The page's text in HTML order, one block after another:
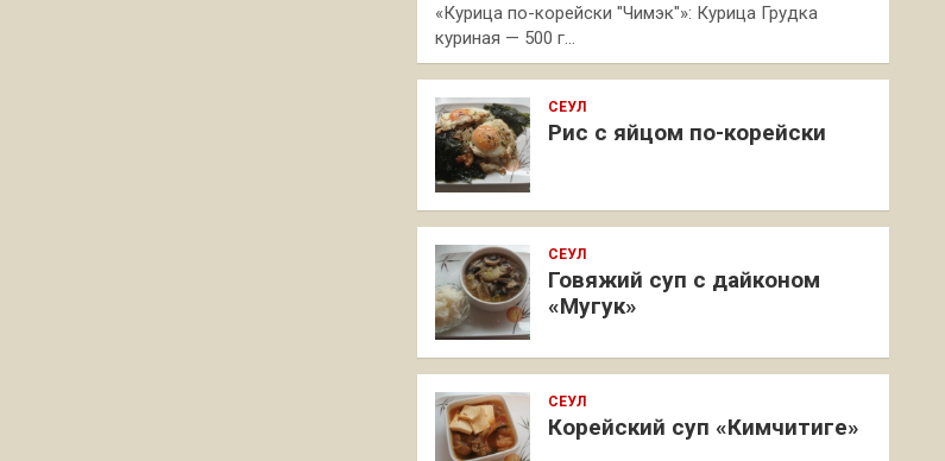
«Курица по-корейски "Чимэк"»: Курица Грудка
куриная — 500 г…
СЕУЛ
Рис с яйцом по-корейски
СЕУЛ
Говяжий суп с дайконом
«Мугук»
СЕУЛ
Корейский суп «Кимчитиге»